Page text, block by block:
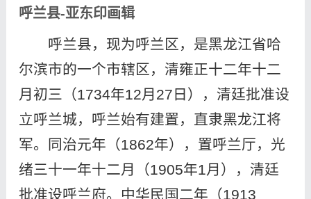
呼兰县-亚东印画辑
呼兰县，现为呼兰区，是黑龙江省哈
尔滨市的一个市辖区，清雍正十二年十二
月初三（1734年12月27日），清廷批准设
立呼兰城，呼兰始有建置，直隶黑龙江将
军。同治元年（1862年），置呼兰厅，光
绪三十一年十二月（1905年1月），清廷
批准设呼兰府。中华民国二年（1913